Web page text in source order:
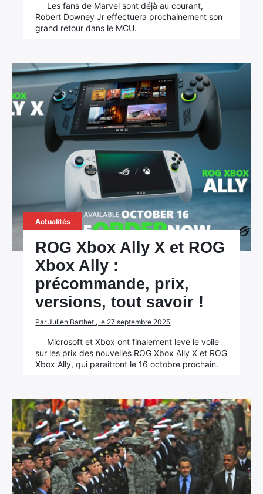
Les fans de Marvel sont déjà au courant,
Robert Downey Jr effectuera prochainement son
grand retour dans le MCU.
Actualités
ROG Xbox Ally X et ROG
Xbox Ally :
précommande, prix,
versions, tout savoir !
Par Julien Barthet , le 27 septembre 2025
Microsoft et Xbox ont finalement levé le voile
sur les prix des nouvelles ROG Xbox Ally X et ROG
Xbox Ally, qui paraitront le 16 octobre prochain.